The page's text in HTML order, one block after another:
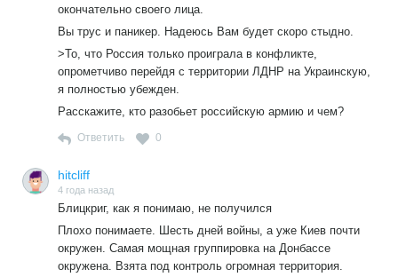
окончательно своего лица.
Вы трус и паникер. Надеюсь Вам будет скоро стыдно.
>То, что Россия только проиграла в конфликте,
опрометчиво перейдя с территории ЛДНР на Украинскую,
я полностью убежден.
Расскажите, кто разобьет российскую армию и чем?
Ответить 0
hitcliff
4 года назад
Блицкриг, как я понимаю, не получился
Плохо понимаете. Шесть дней войны, а уже Киев почти
окружен. Самая мощная группировка на Донбассе
окружена. Взята под контроль огромная территория.